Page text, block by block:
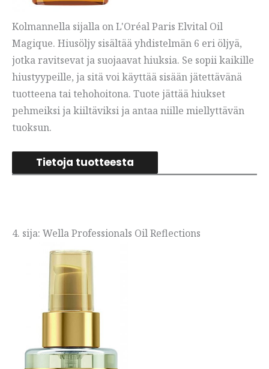
Kolmannella sijalla on L'Oréal Paris Elvital Oil
Magique. Hiusöljy sisältää yhdistelmän 6 eri öljyä,
jotka ravitsevat ja suojaavat hiuksia. Se sopii kaikille
hiustyypeille, ja sitä voi käyttää sisään jätettävänä
tuotteena tai tehohoitona. Tuote jättää hiukset
pehmeiksi ja kiiltäviksi ja antaa niille miellyttävän
tuoksun.
Tietoja tuotteesta
4. sija: Wella Professionals Oil Reflections